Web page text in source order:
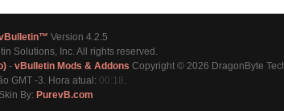
Version 4.2.5
Solutions, Inc. All rights reserved.
- vBulletin Mods & Addons Copyright © 2026 DragonByte
GMT -3. Hora atual: 00:18.
By: PurevB.com